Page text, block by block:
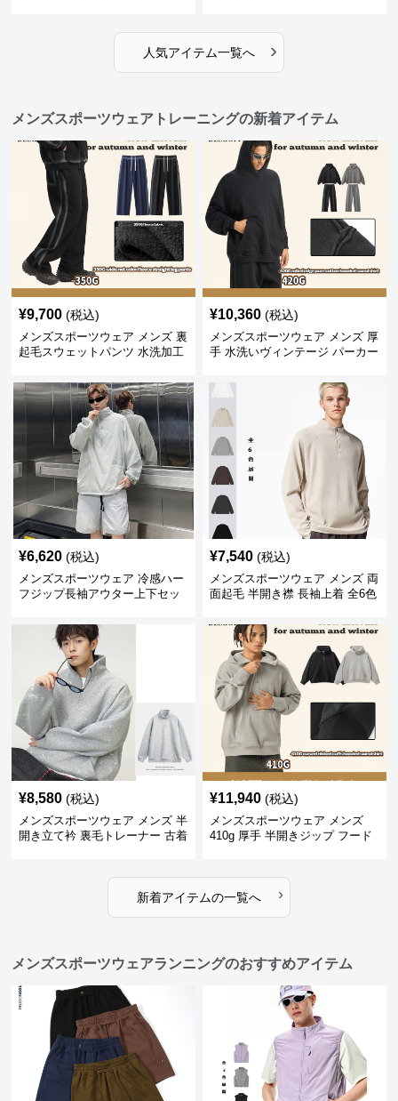
人気アイテム一覧へ ›
メンズスポーツウェアトレーニングの新着アイテム
¥9,700 (税込)
メンズスポーツウェア メンズ 裏
起毛スウェットパンツ 水洗加工
¥10,360 (税込)
メンズスポーツウェア メンズ 厚
手 水洗いヴィンテージ パーカー
¥6,620 (税込)
メンズスポーツウェア 冷感ハー
フジップ長袖アウター上下セッ
¥7,540 (税込)
メンズスポーツウェア メンズ 両
面起毛 半開き襟 長袖上着 全6色
¥8,580 (税込)
メンズスポーツウェア メンズ 半
開き立て衿 裏毛トレーナー 古着
¥11,940 (税込)
メンズスポーツウェア メンズ
410g 厚手 半開きジップ フード
新着アイテムの一覧へ ›
メンズスポーツウェアランニングのおすすめアイテム